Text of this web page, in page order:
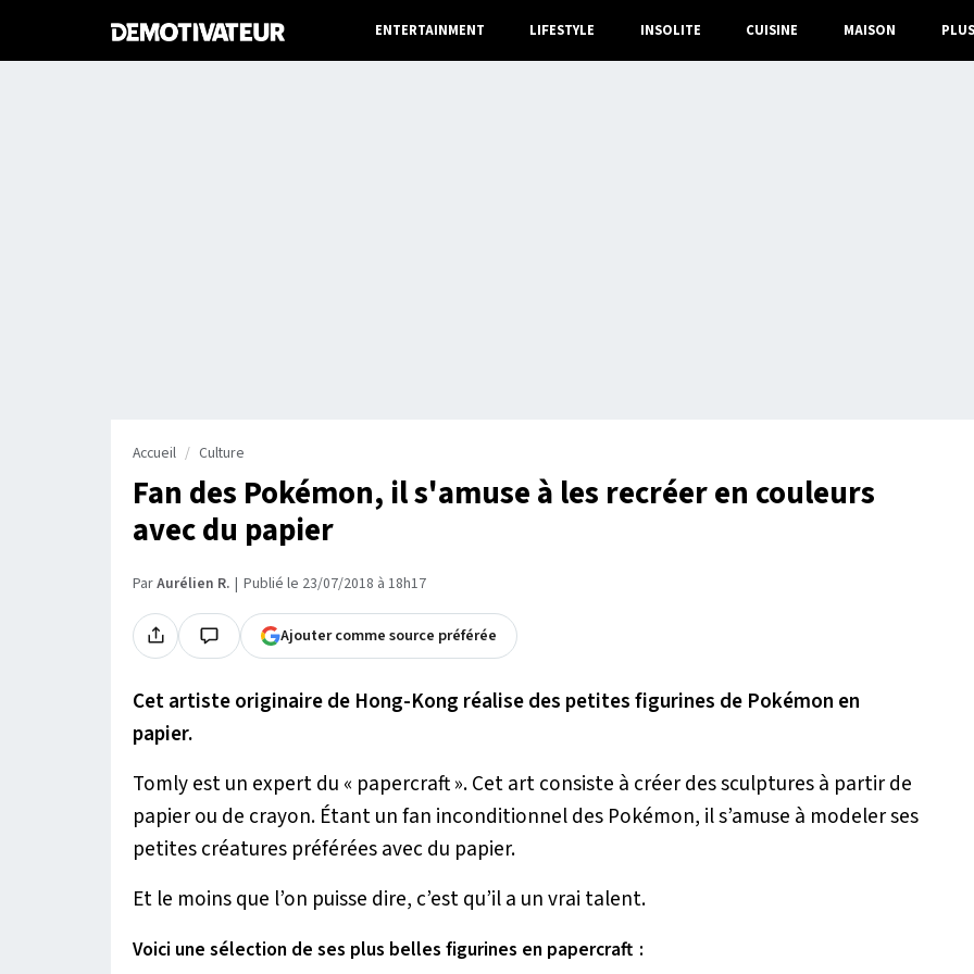
ENTERTAINMENT LIFESTYLE INSOLITE CUISINE MAISON PLUS
Accueil Culture
Fan des Pokémon, il s'amuse à les recréer en couleurs
avec du papier
ParAurélien R. Publié le 23/07/2018 à 18h17
Ajouter comme source préférée
Cet artiste originaire de Hong-Kong réalise des petites figurines de Pokémon en
papier.
Tomly est un expert du « papercraft ». Cet art consiste à créer des sculptures à partir de
papier ou de crayon. Étant un fan inconditionnel des Pokémon, il s’amuse à modeler ses
petites créatures préférées avec du papier.
Et le moins que l’on puisse dire, c’est qu’il a un vrai talent.
Voici une sélection de ses plus belles figurines en papercraft :